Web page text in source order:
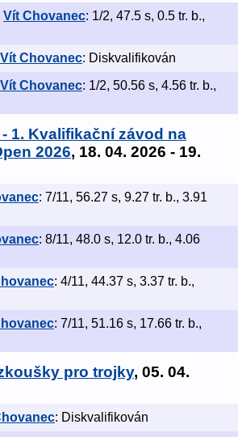
Vít Chovanec: 1/2, 47.5 s, 0.5 tr. b.,
Vít Chovanec: Diskvalifikován
Vít Chovanec: 1/2, 50.56 s, 4.56 tr. b.,
1. Kvalifikační závod na
2026, 18. 04. 2026 - 19.
: 7/11, 56.27 s, 9.27 tr. b., 3.91
: 8/11, 48.0 s, 12.0 tr. b., 4.06
: 4/11, 44.37 s, 3.37 tr. b.,
: 7/11, 51.16 s, 17.66 tr. b.,
pro trojky, 05. 04.
: Diskvalifikován